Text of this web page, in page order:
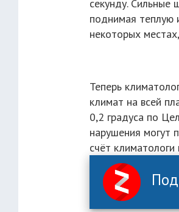
секунду. Сильные
поднимая теплую
некоторых
Теперь
климат на всей
0,2 градуса по
нарушения могут
счёт климатологи